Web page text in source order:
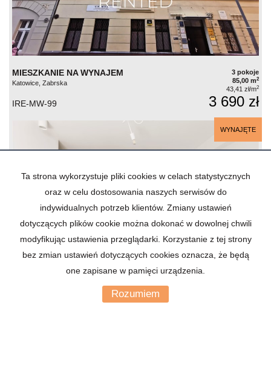
MIESZKANIE NA WYNAJEM
Katowice, Zabrska
3 pokoje
85,00 m2
43,41 zł/m2
IRE-MW-99 3 690 zł
WYNAJĘTE
MIESZKANIE NA WYNAJEM
Ta strona wykorzystuje pliki cookies w celach statystycznych
oraz w celu dostosowania naszych serwisów do
indywidualnych potrzeb klientów. Zmiany ustawień
dotyczących plików cookie można dokonać w dowolnej chwili
modyfikując ustawienia przeglądarki. Korzystanie z tej strony
bez zmian ustawień dotyczących cookies oznacza, że będą
one zapisane w pamięci urządzenia.
Rozumiem